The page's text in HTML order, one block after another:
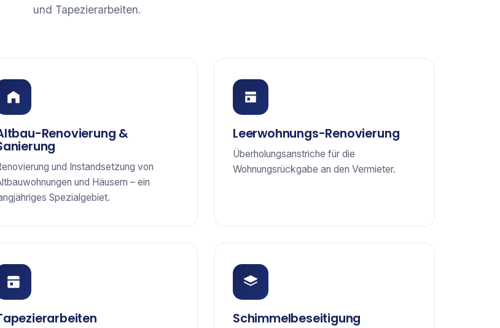
und Tapezierarbeiten.
Renovierung &
und Instandsetzung von
und Häusern – ein
Spezialgebiet.
Leerwohnungs-Renovierung
Überholungsanstriche für die
Wohnungsrückgabe an den Vermieter.
Schimmelbeseitigung